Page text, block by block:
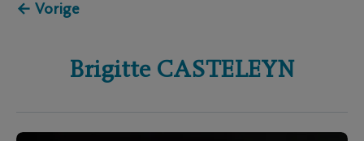
← Vorige
Brigitte CASTELEYN